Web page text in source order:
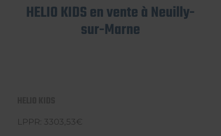
HELIO KIDS en vente à Neuilly-
sur-Marne
LPPR: 3303,53€